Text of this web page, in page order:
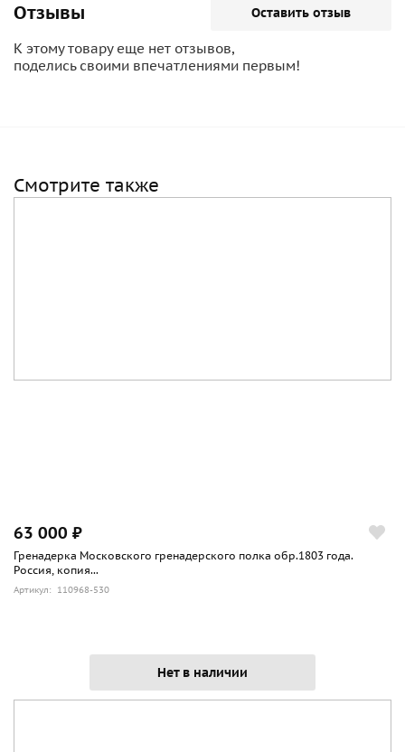
Отзывы Оставить отзыв
К этому товару еще нет отзывов,
поделись своими впечатлениями первым!
Смотрите также
63 000 ₽
Гренадерка Московского гренадерского полка обр.1803 года.
Россия, копия...
Артикул: 110968-530
Нет в наличии